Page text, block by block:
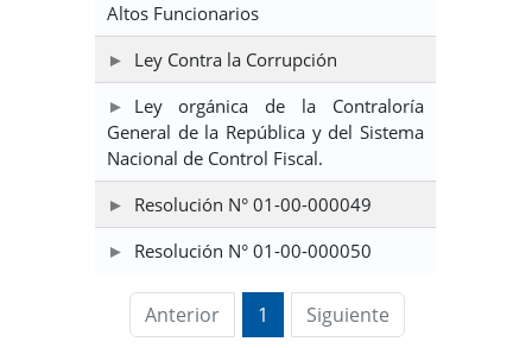
Altos Funcionarios
Ley Contra la Corrupción
Ley orgánica de la Contraloría
General de la República y del Sistema
Nacional de Control Fiscal.
Resolución N° 01-00-000049
Resolución N° 01-00-000050
Anterior 1 Siguiente